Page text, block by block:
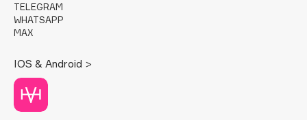
Davines
Deonica
Dior
Divage
Dolce & Gabbana
TELEGRAM
WHATSAPP
MAX
IOS & Android >